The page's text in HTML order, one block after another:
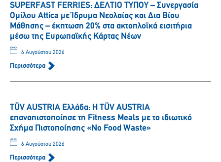
SUPERFAST FERRIES: ΔΕΛΤΙΟ ΤΥΠΟΥ – Συνεργασία
Ομίλου Attica με Ίδρυμα Νεολαίας και Δια Βίου
Μάθησης – έκπτωση 20% στα ακτοπλοϊκά εισιτήρια
μέσω της Ευρωπαϊκής Κάρτας Νέων
6 Αυγούστου 2026
Περισσότερα
TÜV AUSTRIA Ελλάδα: Η TÜV AUSTRIA
επαναπιστοποίησε τη Fitness Meals με το ιδιωτικό
Σχήμα Πιστοποίησης «No Food Waste»
6 Αυγούστου 2026
Περισσότερα